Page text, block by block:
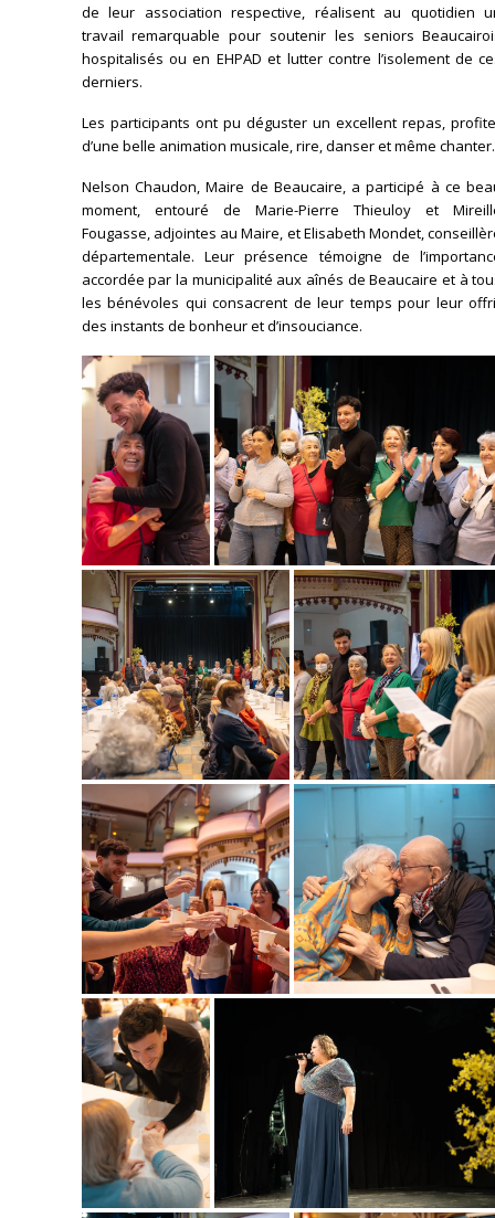
de leur association respective, réalisent au quotidien
travail remarquable pour soutenir les seniors
hospitalisés ou en EHPAD et lutter contre l’isolement de
derniers.
Les participants ont pu déguster un excellent repas,
d’une belle animation musicale, rire, danser et même chanter.
Nelson Chaudon, Maire de Beaucaire, a participé à ce
moment, entouré de Marie-Pierre Thieuloy et
Fougasse, adjointes au Maire, et Elisabeth Mondet,
départementale. Leur présence témoigne de
accordée par la municipalité aux aînés de Beaucaire et à
les bénévoles qui consacrent de leur temps pour leur
des instants de bonheur et d’insouciance.